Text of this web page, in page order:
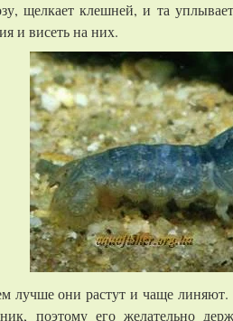
щелкает клешней, и та
и висеть на них.
лучше они растут и чаще
поэтому его желательно